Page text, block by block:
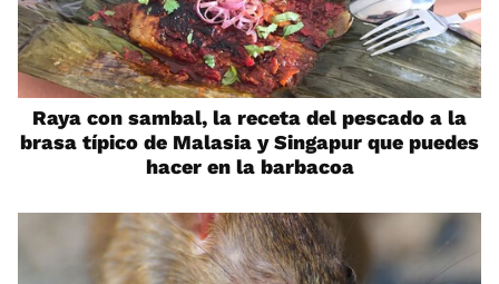
Raya con sambal, la receta del pescado a la
brasa típico de Malasia y Singapur que puedes
hacer en la barbacoa